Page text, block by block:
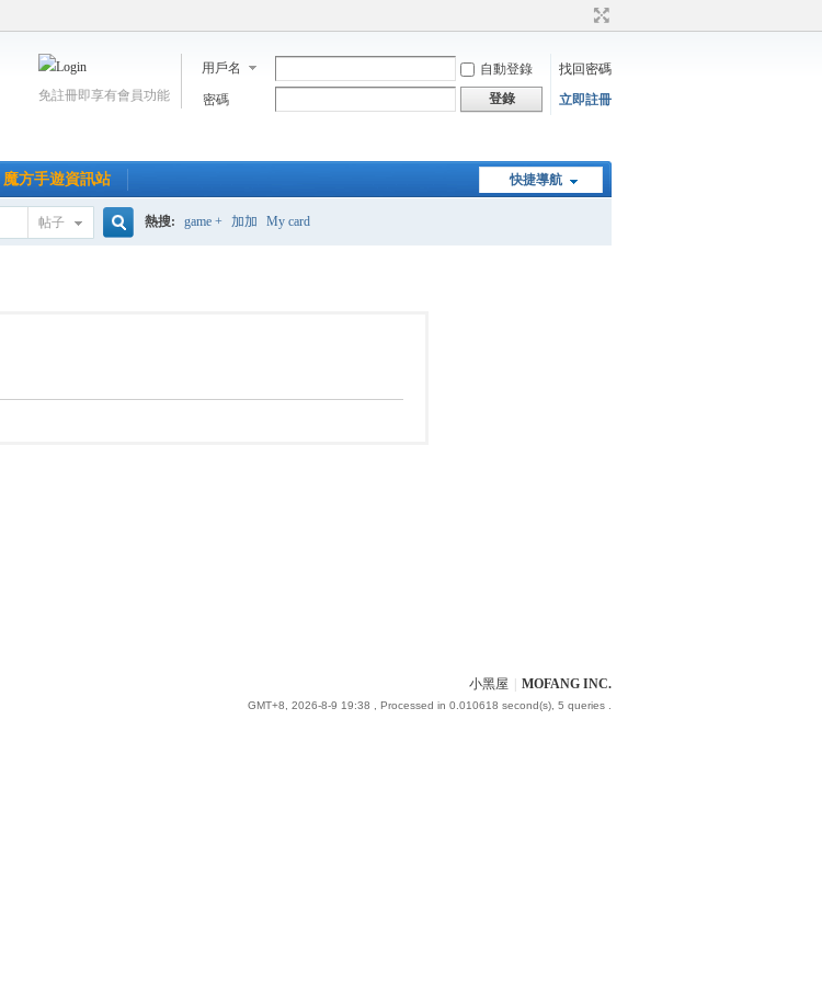
用戶名 自動登錄
找回密碼
密碼
登錄 立即註冊
免註冊即享有會員功能
快捷導航
魔方手遊資訊站
帖子 熱搜: game + 加加 My card
小黑屋 MOFANG INC.
GMT+8, 2026-8-9 19:38 , Processed in 0.010618 second(s), 5 queries .